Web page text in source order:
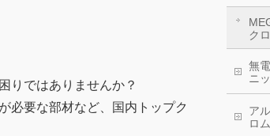
りではありませんか？
必要な部材など、国内トップク
ク
無
ニ
ア
ロ